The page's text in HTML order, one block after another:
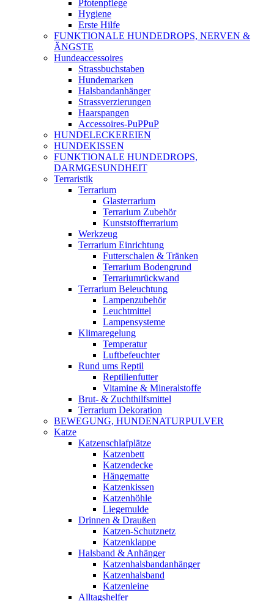
Pfotenpflege
Hygiene
Erste Hilfe
FUNKTIONALE HUNDEDROPS, NERVEN &
ÄNGSTE
Hundeaccessoires
Strassbuchstaben
Hundemarken
Halsbandanhänger
Strassverzierungen
Haarspangen
Accessoires-PuPPuP
HUNDELECKEREIEN
HUNDEKISSEN
FUNKTIONALE HUNDEDROPS,
DARMGESUNDHEIT
Terraristik
Terrarium
Glasterrarium
Terrarium Zubehör
Kunststoffterrarium
Werkzeug
Terrarium Einrichtung
Futterschalen & Tränken
Terrarium Bodengrund
Terrariumrückwand
Terrarium Beleuchtung
Lampenzubehör
Leuchtmittel
Lampensysteme
Klimaregelung
Temperatur
Luftbefeuchter
Rund ums Reptil
Reptilienfutter
Vitamine & Mineralstoffe
Brut- & Zuchthilfsmittel
Terrarium Dekoration
BEWEGUNG, HUNDENATURPULVER
Katze
Katzenschlafplätze
Katzenbett
Katzendecke
Hängematte
Katzenkissen
Katzenhöhle
Liegemulde
Drinnen & Draußen
Katzen-Schutznetz
Katzenklappe
Halsband & Anhänger
Katzenhalsbandanhänger
Katzenhalsband
Katzenleine
Alltagshelfer